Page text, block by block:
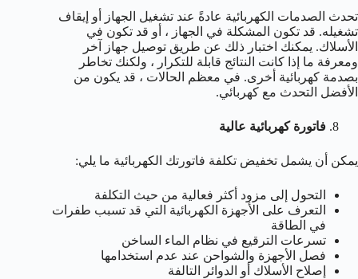
تحدث الصدمات الكهربائية عادةً عند تشغيل الجهاز أو إيقاف
تشغيله. قد تكون المشكلة في الجهاز ، أو قد تكون في
الأسلاك. يمكنك اختبار ذلك عن طريق توصيل جهاز آخر
ومعرفة ما إذا كانت النتائج قابلة للتكرار ، ولكنك تخاطر
بصدمة كهربائية أخرى. في معظم الحالات ، قد يكون من
الأفضل التحدث مع كهربائي.
فاتورة كهربائية عالية
يمكن أن يشمل تخفيض تكلفة فاتورتك الكهربائية ما يلي:
التحول إلى مزود أكثر فعالية من حيث التكلفة
التعرف على الأجهزة الكهربائية التي قد تسبب طفرات
في الطاقة
تسرعات الترقيع في نظام الماء الساخن
فصل الأجهزة والشواحن عند عدم استخدامها
إصلاح الأسلاك أو الدوائر التالفة